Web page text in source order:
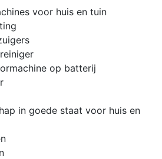
voor huis en tuin
op batterij
in goede staat voor huis en